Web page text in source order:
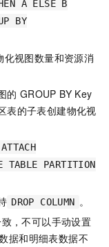
A ELSE B
BY
化视图数量和资源消
的 GROUP BY Key
表的子表创建物化视
ATTACH
TABLE PARTITION
DROP COLUMN 。
，不可以手动设置
据和明细表数据不